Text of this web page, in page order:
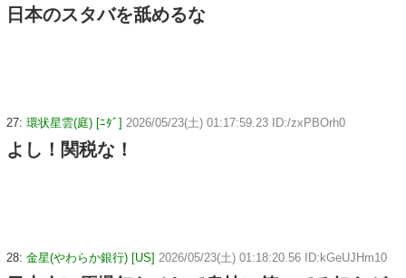
日本のスタバを舐めるな
27: 環状星雲(庭) [ﾆﾀﾞ] 2026/05/23(土) 01:17:59.23 ID:/zxPBOrh0
よし！関税な！
28: 金星(やわらか銀行) [US] 2026/05/23(土) 01:18:20.56 ID:kGeUJHm10